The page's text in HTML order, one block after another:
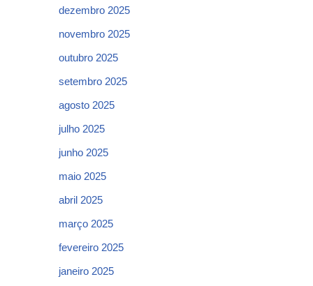
dezembro 2025
novembro 2025
outubro 2025
setembro 2025
agosto 2025
julho 2025
junho 2025
maio 2025
abril 2025
março 2025
fevereiro 2025
janeiro 2025